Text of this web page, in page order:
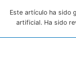
Este artículo ha sido
artificial. Ha sido